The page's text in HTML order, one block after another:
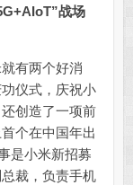
战场
有两个好消
仪式，庆祝小
创造了一项前
个在中国年出
是小米新招募
裁，负责手机